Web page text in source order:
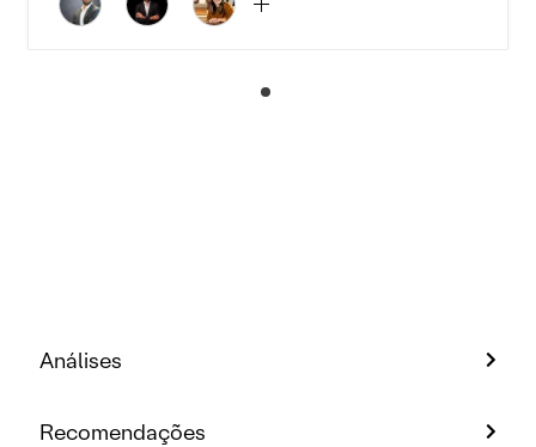
Análises
Recomendações